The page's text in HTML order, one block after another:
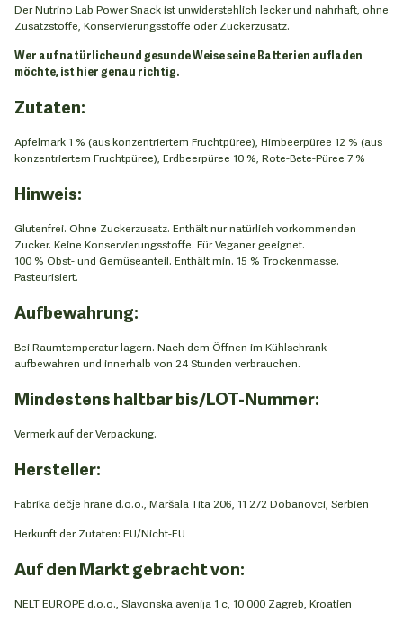
Der Nutrino Lab Power Snack ist unwiderstehlich lecker und nahrhaft, ohne
Zusatzstoffe, Konservierungsstoffe oder Zuckerzusatz.
Wer auf natürliche und gesunde Weise seine Batterien aufladen
möchte, ist hier genau richtig.
Zutaten:
Apfelmark 1 % (aus konzentriertem Fruchtpüree), Himbeerpüree 12 % (aus
konzentriertem Fruchtpüree), Erdbeerpüree 10 %, Rote-Bete-Püree 7 %
Hinweis:
Glutenfrei. Ohne Zuckerzusatz. Enthält nur natürlich vorkommenden
Zucker. Keine Konservierungsstoffe. Für Veganer geeignet.
100 % Obst- und Gemüseanteil. Enthält min. 15 % Trockenmasse.
Pasteurisiert.
Aufbewahrung:
Bei Raumtemperatur lagern. Nach dem Öffnen im Kühlschrank
aufbewahren und innerhalb von 24 Stunden verbrauchen.
Mindestens haltbar bis/LOT-Nummer:
Vermerk auf der Verpackung.
Hersteller:
Fabrika dečje hrane d.o.o., Maršala Tita 206, 11 272 Dobanovci, Serbien
Herkunft der Zutaten: EU/Nicht-EU
Auf den Markt gebracht von:
NELT EUROPE d.o.o., Slavonska avenija 1 c, 10 000 Zagreb, Kroatien